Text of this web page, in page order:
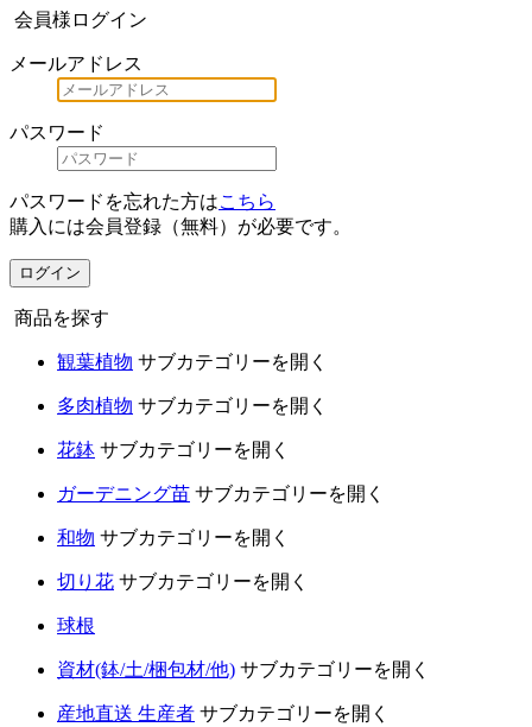
会員様ログイン
メールアドレス
パスワード
パスワードを忘れた方はこちら
購入には会員登録（無料）が必要です。
ログイン
商品を探す
観葉植物 サブカテゴリーを開く
多肉植物 サブカテゴリーを開く
花鉢 サブカテゴリーを開く
ガーデニング苗 サブカテゴリーを開く
和物 サブカテゴリーを開く
切り花 サブカテゴリーを開く
球根
資材(鉢/土/梱包材/他) サブカテゴリーを開く
産地直送 生産者 サブカテゴリーを開く